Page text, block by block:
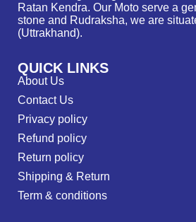
Ratan Kendra. Our Moto serve a
stone and Rudraksha, we are
(Uttrakhand).
QUICK LINKS
About Us
Contact Us
Privacy policy
Refund policy
Return policy
Shipping & Return
Term & conditions